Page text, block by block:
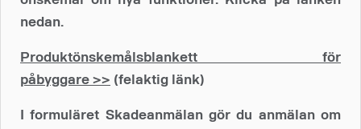
nedan.
Produktönskemålsblankett för
påbyggare >> (felaktig länk)
I formuläret Skadeanmälan gör du anmälan om